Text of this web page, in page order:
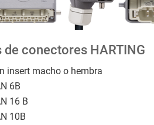
de conectores HARTING
insert macho o hembra
6B
16 B
10B